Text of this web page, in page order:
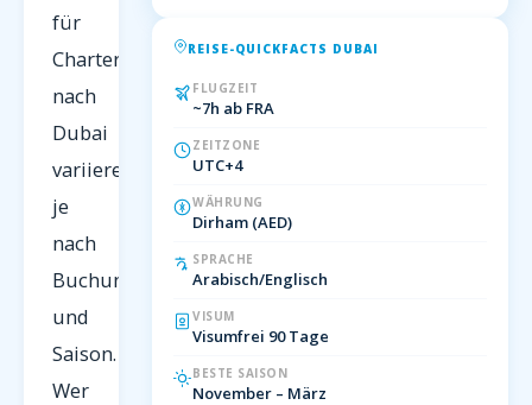
für
Charterflüge
nach
Dubai
variieren
je
nach
Buchungszeitpunkt
und
Saison.
Wer
REISE-QUICKFACTS DUBAI
FLUGZEIT
~7h ab FRA
ZEITZONE
UTC+4
WÄHRUNG
Dirham (AED)
SPRACHE
Arabisch/Englisch
VISUM
Visumfrei 90 Tage
BESTE SAISON
November – März